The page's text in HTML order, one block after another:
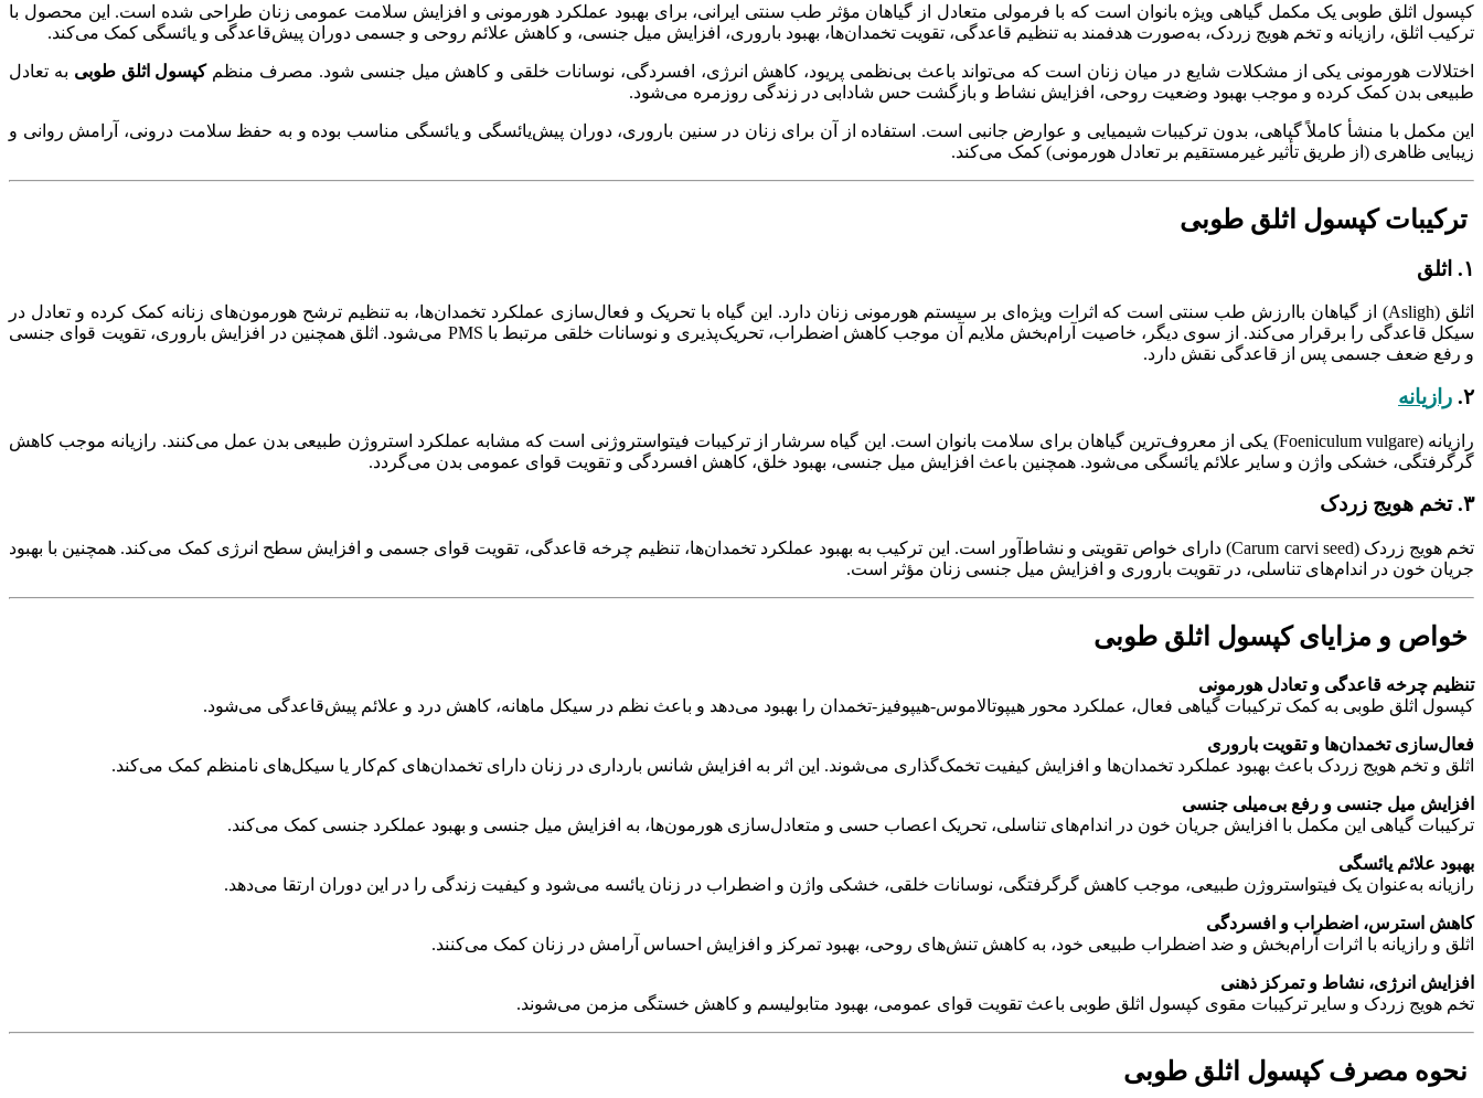
کپسول اثلق طوبی یک مکمل گیاهی ویژه بانوان است که با فرمولی متعادل از گیاهان مؤثر طب سنتی ایرانی، برای بهبود عملکرد هورمونی و افزایش سلامت عمومی زنان طراحی شده است. این محصول با
ترکیب اثلق، رازیانه و تخم هویج زردک، به‌صورت هدفمند به تنظیم قاعدگی، تقویت تخمدان‌ها، بهبود باروری، افزایش میل جنسی، و کاهش علائم روحی و جسمی دوران پیش‌قاعدگی و یائسگی کمک می‌کند.
اختلالات هورمونی یکی از مشکلات شایع در میان زنان است که می‌تواند باعث بی‌نظمی پریود، کاهش انرژی، افسردگی، نوسانات خلقی و کاهش میل جنسی شود. مصرف منظمکپسول اثلق طوبی به تعادل
طبیعی بدن کمک کرده و موجب بهبود وضعیت روحی، افزایش نشاط و بازگشت حس شادابی در زندگی روزمره می‌شود.
این مکمل با منشأ کاملاً گیاهی، بدون ترکیبات شیمیایی و عوارض جانبی است. استفاده از آن برای زنان در سنین باروری، دوران پیش‌یائسگی و یائسگی مناسب بوده و به حفظ سلامت درونی، آرامش روانی و
زیبایی ظاهری (از طریق تأثیر غیرمستقیم بر تعادل هورمونی) کمک می‌کند.
ترکیبات کپسول اثلق طوبی
۱. اثلق
اثلق (Asligh) از گیاهان باارزش طب سنتی است که اثرات ویژه‌ای بر سیستم هورمونی زنان دارد. این گیاه با تحریک و فعال‌سازی عملکرد تخمدان‌ها، به تنظیم ترشح هورمون‌های زنانه کمک کرده و تعادل در
سیکل قاعدگی را برقرار می‌کند. از سوی دیگر، خاصیت آرام‌بخش ملایم آن موجب کاهش اضطراب، تحریک‌پذیری و نوسانات خلقی مرتبط با PMS می‌شود. اثلق همچنین در افزایش باروری، تقویت قوای جنسی
و رفع ضعف جسمی پس از قاعدگی نقش دارد.
۲. رازیانه
رازیانه (Foeniculum vulgare) یکی از معروف‌ترین گیاهان برای سلامت بانوان است. این گیاه سرشار از ترکیبات فیتواستروژنی است که مشابه عملکرد استروژن طبیعی بدن عمل می‌کنند. رازیانه موجب کاهش
گرگرفتگی، خشکی واژن و سایر علائم یائسگی می‌شود. همچنین باعث افزایش میل جنسی، بهبود خلق، کاهش افسردگی و تقویت قوای عمومی بدن می‌گردد.
۳. تخم هویج زردک
تخم هویج زردک (Carum carvi seed) دارای خواص تقویتی و نشاط‌آور است. این ترکیب به بهبود عملکرد تخمدان‌ها، تنظیم چرخه قاعدگی، تقویت قوای جسمی و افزایش سطح انرژی کمک می‌کند. همچنین با بهبود
جریان خون در اندام‌های تناسلی، در تقویت باروری و افزایش میل جنسی زنان مؤثر است.
خواص و مزایای کپسول اثلق طوبی
تنظیم چرخه قاعدگی و تعادل هورمونی
کپسول اثلق طوبی به کمک ترکیبات گیاهی فعال، عملکرد محور هیپوتالاموس-هیپوفیز-تخمدان را بهبود می‌دهد و باعث نظم در سیکل ماهانه، کاهش درد و علائم پیش‌قاعدگی می‌شود.
فعال‌سازی تخمدان‌ها و تقویت باروری
اثلق و تخم هویج زردک باعث بهبود عملکرد تخمدان‌ها و افزایش کیفیت تخمک‌گذاری می‌شوند. این اثر به افزایش شانس بارداری در زنان دارای تخمدان‌های کم‌کار یا سیکل‌های نامنظم کمک می‌کند.
افزایش میل جنسی و رفع بی‌میلی جنسی
ترکیبات گیاهی این مکمل با افزایش جریان خون در اندام‌های تناسلی، تحریک اعصاب حسی و متعادل‌سازی هورمون‌ها، به افزایش میل جنسی و بهبود عملکرد جنسی کمک می‌کند.
بهبود علائم یائسگی
رازیانه به‌عنوان یک فیتواستروژن طبیعی، موجب کاهش گرگرفتگی، نوسانات خلقی، خشکی واژن و اضطراب در زنان یائسه می‌شود و کیفیت زندگی را در این دوران ارتقا می‌دهد.
کاهش استرس، اضطراب و افسردگی
اثلق و رازیانه با اثرات آرام‌بخش و ضد اضطراب طبیعی خود، به کاهش تنش‌های روحی، بهبود تمرکز و افزایش احساس آرامش در زنان کمک می‌کنند.
افزایش انرژی، نشاط و تمرکز ذهنی
تخم هویج زردک و سایر ترکیبات مقوی کپسول اثلق طوبی باعث تقویت قوای عمومی، بهبود متابولیسم و کاهش خستگی مزمن می‌شوند.
نحوه مصرف کپسول اثلق طوبی